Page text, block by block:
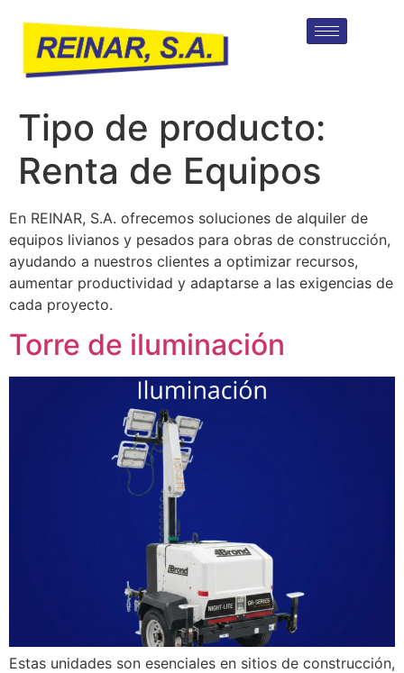
Tipo de producto:
Renta de Equipos
En REINAR, S.A. ofrecemos soluciones de alquiler de
equipos livianos y pesados para obras de construcción,
ayudando a nuestros clientes a optimizar recursos,
aumentar productividad y adaptarse a las exigencias de
cada proyecto.
Torre de iluminación
Estas unidades son esenciales en sitios de construcción,